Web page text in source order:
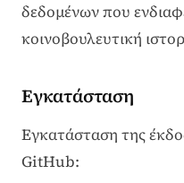
δεδομένων που
κοινοβουλευτική
Εγκατάσταση
Εγκατάσταση της
GitHub: